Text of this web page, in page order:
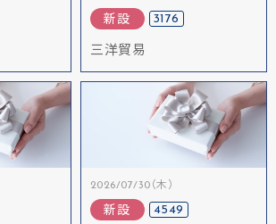
新設 3176
三洋貿易
2026/07/30（木）
新設 4549